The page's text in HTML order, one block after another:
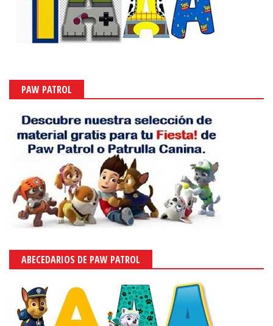
PAW PATROL
ABECEDARIOS DE PAW PATROL